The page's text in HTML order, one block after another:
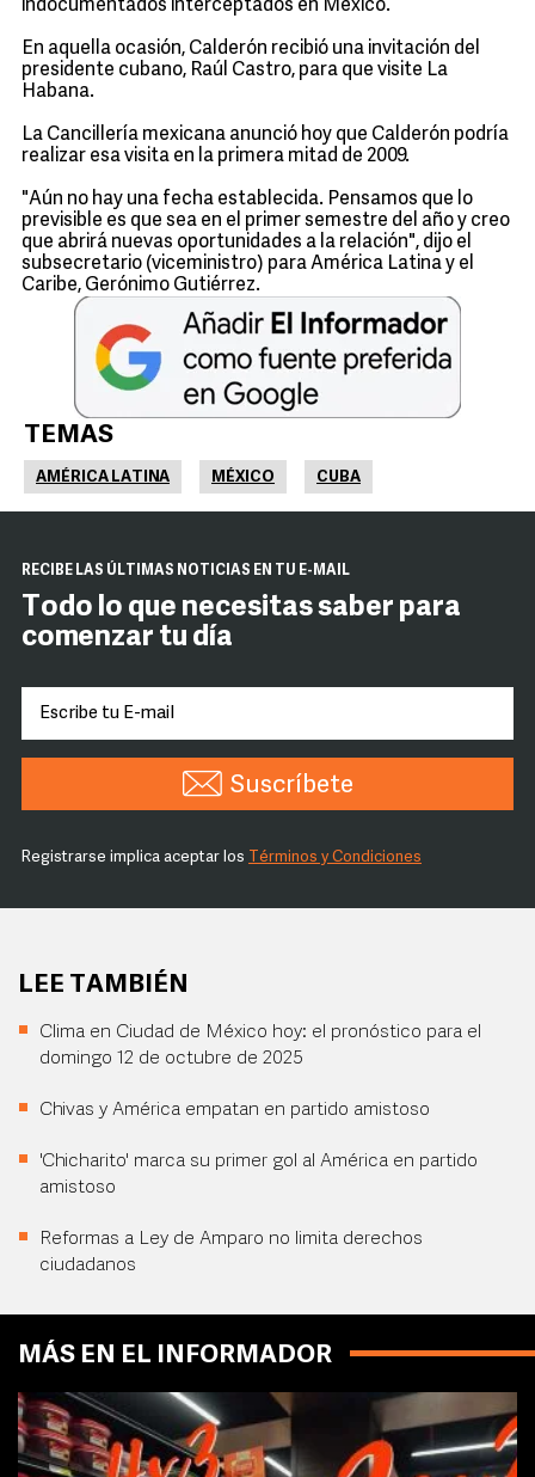
indocumentados interceptados en México.
En aquella ocasión, Calderón recibió una invitación del
presidente cubano, Raúl Castro, para que visite La
Habana.
La Cancillería mexicana anunció hoy que Calderón podría
realizar esa visita en la primera mitad de 2009.
"Aún no hay una fecha establecida. Pensamos que lo
previsible es que sea en el primer semestre del año y creo
que abrirá nuevas oportunidades a la relación", dijo el
subsecretario (viceministro) para América Latina y el
Caribe, Gerónimo Gutiérrez.
TEMAS
AMÉRICA LATINA MÉXICO CUBA
RECIBE LAS ÚLTIMAS NOTICIAS EN TU E-MAIL
Todo lo que necesitas saber para
comenzar tu día
Suscríbete
Registrarse implica aceptar los Términos y Condiciones
LEE TAMBIÉN
Clima en Ciudad de México hoy: el pronóstico para el
domingo 12 de octubre de 2025
Chivas y América empatan en partido amistoso
'Chicharito' marca su primer gol al América en partido
amistoso
Reformas a Ley de Amparo no limita derechos
ciudadanos
MÁS EN EL INFORMADOR